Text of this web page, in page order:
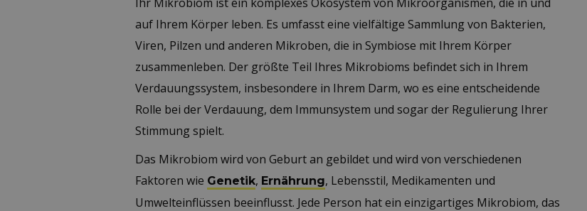
auf Ihrem Körper leben. Es umfasst eine vielfältige Sammlung von Bakterien,
Viren, Pilzen und anderen Mikroben, die in Symbiose mit Ihrem Körper
zusammenleben. Der größte Teil Ihres Mikrobioms befindet sich in Ihrem
Verdauungssystem, insbesondere in Ihrem Darm, wo es eine entscheidende
Rolle bei der Verdauung, dem Immunsystem und sogar der Regulierung Ihrer
Stimmung spielt.
Das Mikrobiom wird von Geburt an gebildet und wird von verschiedenen
Faktoren wie Genetik, Ernährung, Lebensstil, Medikamenten und
Umwelteinflüssen beeinflusst. Jede Person hat ein einzigartiges Mikrobiom, das